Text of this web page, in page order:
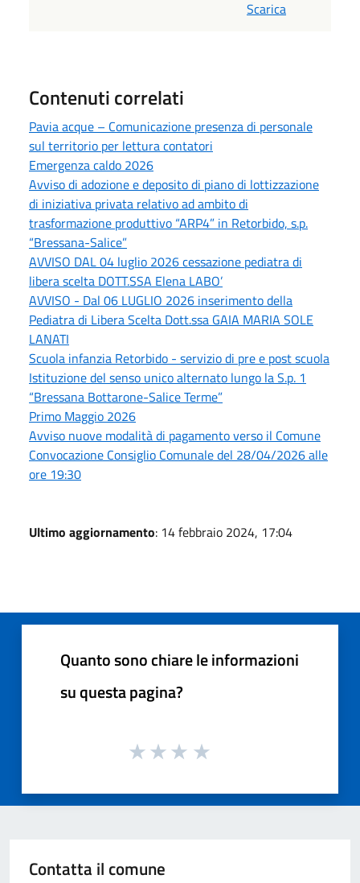
Scarica
Contenuti correlati
Pavia acque – Comunicazione presenza di personale
sul territorio per lettura contatori
Emergenza caldo 2026
Avviso di adozione e deposito di piano di lottizzazione
di iniziativa privata relativo ad ambito di
trasformazione produttivo “ARP4” in Retorbido, s.p.
“Bressana-Salice”
AVVISO DAL 04 luglio 2026 cessazione pediatra di
libera scelta DOTT.SSA Elena LABO’
AVVISO - Dal 06 LUGLIO 2026 inserimento della
Pediatra di Libera Scelta Dott.ssa GAIA MARIA SOLE
LANATI
Scuola infanzia Retorbido - servizio di pre e post scuola
Istituzione del senso unico alternato lungo la S.p. 1
“Bressana Bottarone-Salice Terme”
Primo Maggio 2026
Avviso nuove modalità di pagamento verso il Comune
Convocazione Consiglio Comunale del 28/04/2026 alle
ore 19:30
Ultimo aggiornamento: 14 febbraio 2024, 17:04
Quanto sono chiare le informazioni
su questa pagina?
Contatta il comune